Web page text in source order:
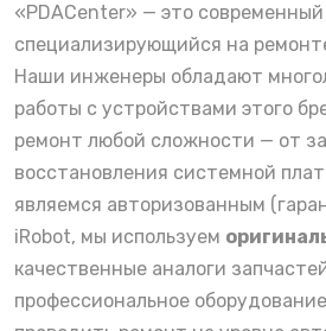
«PDACenter» — это
специализирующийся на
Наши инженеры обладают
работы с устройствами этого
ремонт любой сложности — от
восстановления системной
являемся авторизованным
iRobot, мы используем
качественные аналоги
профессиональное